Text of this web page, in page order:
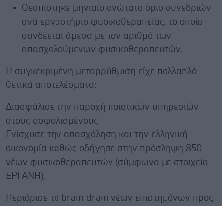
Θεσπίστηκε μηνιαίο ανώτατο όριο συνεδριών
ανά εργαστήριο φυσικοθεραπείας, το οποίο
συνδέεται άμεσα με τον αριθμό των
απασχολούμενων φυσικοθεραπευτών.
Η συγκεκριμένη μεταρρύθμιση είχε πολλαπλά
θετικά αποτελέσματα:
Διασφάλισε την παροχή ποιοτικών υπηρεσιών
στους ασφαλισμένους
Ενίσχυσε την απασχόληση και την ελληνική
οικονομία καθώς οδήγησε στην πρόσληψη 850
νέων φυσικοθεραπευτών (σύμφωνα με στοιχεία
ΕΡΓΑΝΗ).
Περιόρισε το brain drain νέων επιστημόνων προς